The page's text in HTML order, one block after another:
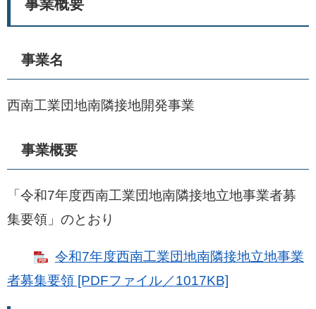
事業概要
事業名
西南工業団地南隣接地開発事業
事業概要
「令和7年度西南工業団地南隣接地立地事業者募
集要領」のとおり
令和7年度西南工業団地南隣接地立地事業
者募集要領​ [PDFファイル／1017KB]